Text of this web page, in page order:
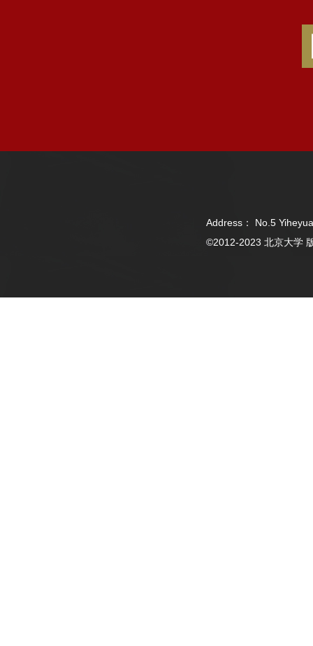
Address： No.5
©2012-2023 北京大学